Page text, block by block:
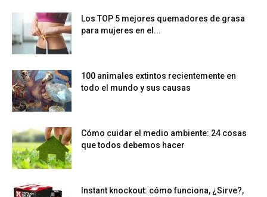
Los TOP 5 mejores quemadores de grasa
para mujeres en el...
100 animales extintos recientemente en
todo el mundo y sus causas
Cómo cuidar el medio ambiente: 24 cosas
que todos debemos hacer
Instant knockout: cómo funciona, ¿Sirve?,